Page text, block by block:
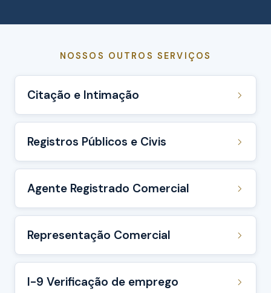
NOSSOS OUTROS SERVIÇOS
Citação e Intimação
Registros Públicos e Civis
Agente Registrado Comercial
Representação Comercial
I-9 Verificação de emprego